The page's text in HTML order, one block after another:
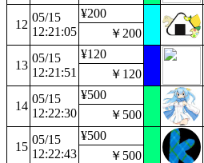
12
05/15
12:21:05
¥200
￥200
13
05/15
12:21:51
¥120
￥120
14
05/15
12:22:30
¥500
￥500
15
05/15
12:22:43
¥500
￥500